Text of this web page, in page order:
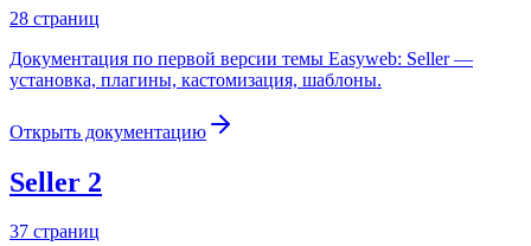
28 страниц
Документация по первой версии темы Easyweb: Seller —
установка, плагины, кастомизация, шаблоны.
Открыть документацию
Seller 2
37 страниц